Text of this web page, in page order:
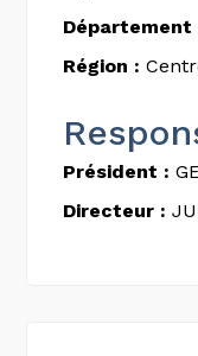
Département
Région :
Président :
Directeur :